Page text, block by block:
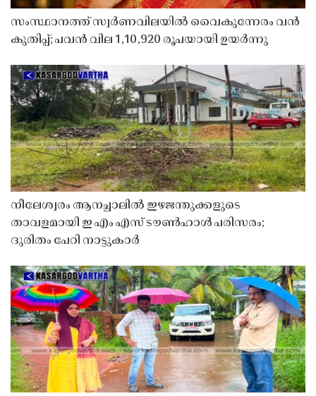
സംസ്ഥാനത്ത് സ്വർണവിലയിൽ വൈകുന്നേരം വൻ
കുതിപ്പ്; പവൻ വില 1,10,920 രൂപയായി ഉയർന്നു
നീലേശ്വരം ആനച്ചാലിൽ ഇഴജന്തുക്കളുടെ
താവളമായി ഇ എം എസ് ടൗൺഹാൾ പരിസരം;
ദുരിതം പേറി നാട്ടുകാർ